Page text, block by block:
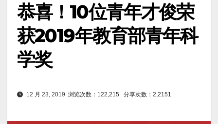
恭喜！10位青年才俊荣
获2019年教育部青年科
学奖
12 月 23, 2019 浏览次数：122,215 分享次数：2,2151